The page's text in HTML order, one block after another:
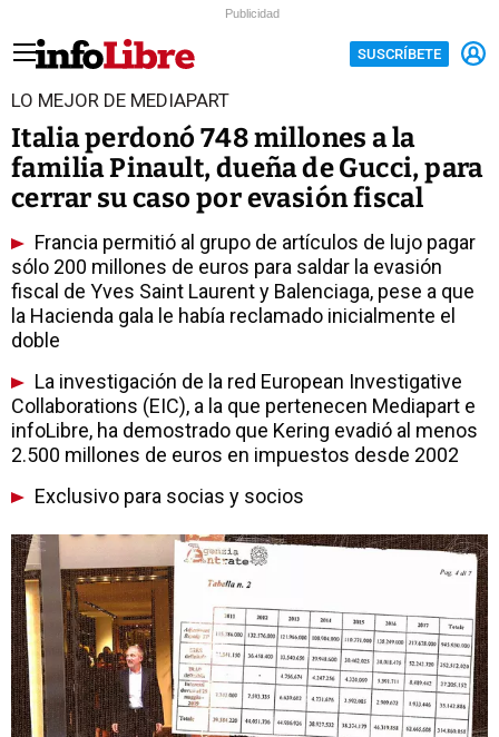
Publicidad
SUSCRÍBETE
LO MEJOR DE MEDIAPART
Italia perdonó 748 millones a la
familia Pinault, dueña de Gucci, para
cerrar su caso por evasión fiscal
Francia permitió al grupo de artículos de lujo pagar
sólo 200 millones de euros para saldar la evasión
fiscal de Yves Saint Laurent y Balenciaga, pese a que
la Hacienda gala le había reclamado inicialmente el
doble
La investigación de la red European Investigative
Collaborations (EIC), a la que pertenecen Mediapart e
infoLibre, ha demostrado que Kering evadió al menos
2.500 millones de euros en impuestos desde 2002
Exclusivo para socias y socios